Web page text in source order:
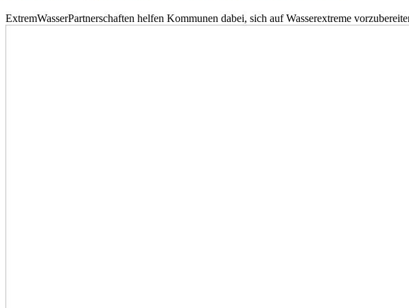
ExtremWasserPartnerschaften helfen Kommunen dabei, sich auf Wasserextreme